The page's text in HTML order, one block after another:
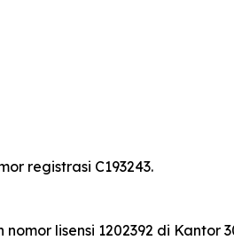
registrasi C193243.
lisensi 1202392 di Kantor